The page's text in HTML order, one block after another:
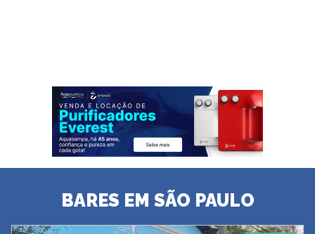
BARES EM SÃO PAULO